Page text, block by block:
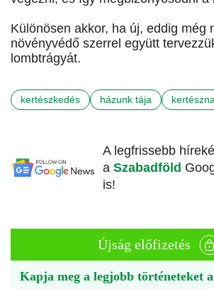
Különösen akkor, ha új, eddig még
növényvédő szerrel együtt
lombtrágyát.
kertészkedés házunk tája
A legfrissebb
a Szabadföld
is!
Újság előfizetés
Kapja meg a legjobb történeteket